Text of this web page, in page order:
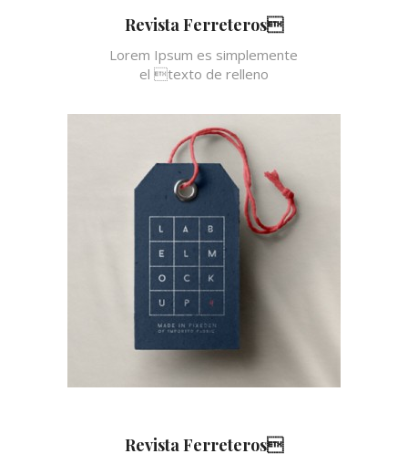
Revista Ferreteros
Lorem Ipsum es simplemente
el texto de relleno
Revista Ferreteros